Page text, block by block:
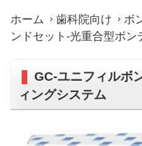
ホーム 歯科院向け ボ
ンドセット-光重合型ボン
GC-ユニフィルボ
ィングシステム